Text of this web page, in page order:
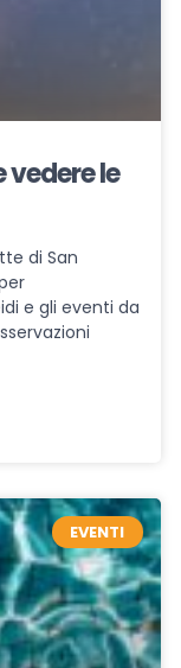
vedere le
di San
e gli eventi da
EVENTI